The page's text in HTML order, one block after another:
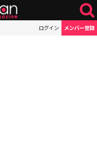
ログイン メンバー登録